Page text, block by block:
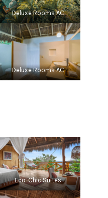
Deluxe Rooms AC
Deluxe Rooms AC
Eco-Chic Suites